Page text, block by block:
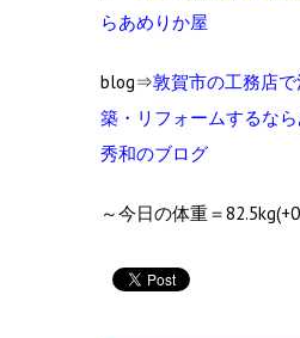
らあめりか屋
blog⇒敦賀市の工務店
築・リフォームするな
秀和のブログ
～今日の体重＝